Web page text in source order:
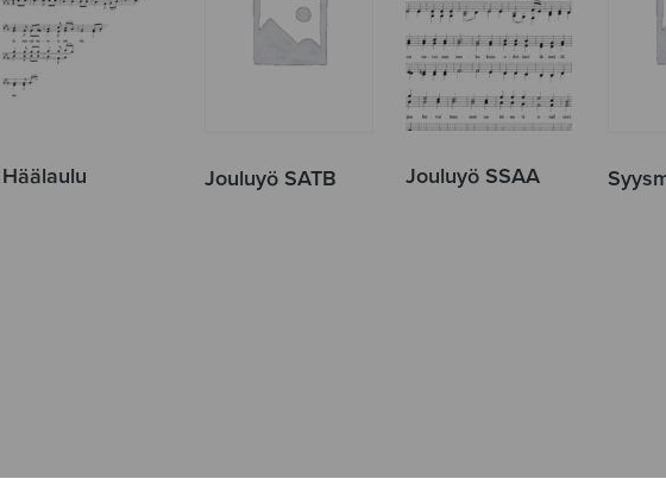
Häälaulu Jouluyö SATB Jouluyö SSAA